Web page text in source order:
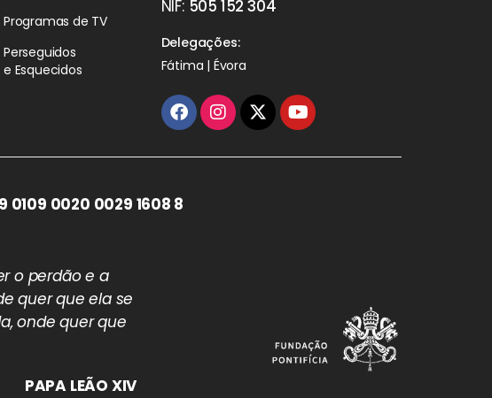
Programas de TV
Perseguidos
e Esquecidos
NIF: 505 152 304
Delegações:
Fátima | Évora
0109 0020 0029 1608 8
o perdão e a
quer que ela se
onde quer que
PAPA LEÃO XIV